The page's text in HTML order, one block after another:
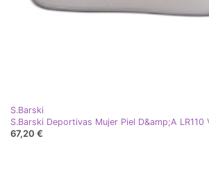
S.Barski
S.Barski Deportivas Mujer Piel D&amp;A LR110
67,20 €